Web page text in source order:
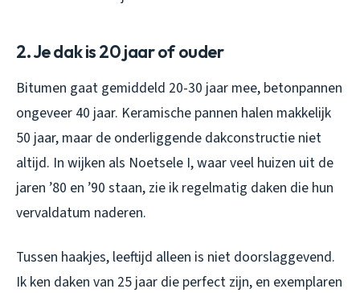
2. Je dak is 20 jaar of ouder
Bitumen gaat gemiddeld 20-30 jaar mee, betonpannen
ongeveer 40 jaar. Keramische pannen halen makkelijk
50 jaar, maar de onderliggende dakconstructie niet
altijd. In wijken als Noetsele I, waar veel huizen uit de
jaren ’80 en ’90 staan, zie ik regelmatig daken die hun
vervaldatum naderen.
Tussen haakjes, leeftijd alleen is niet doorslaggevend.
Ik ken daken van 25 jaar die perfect zijn, en exemplaren